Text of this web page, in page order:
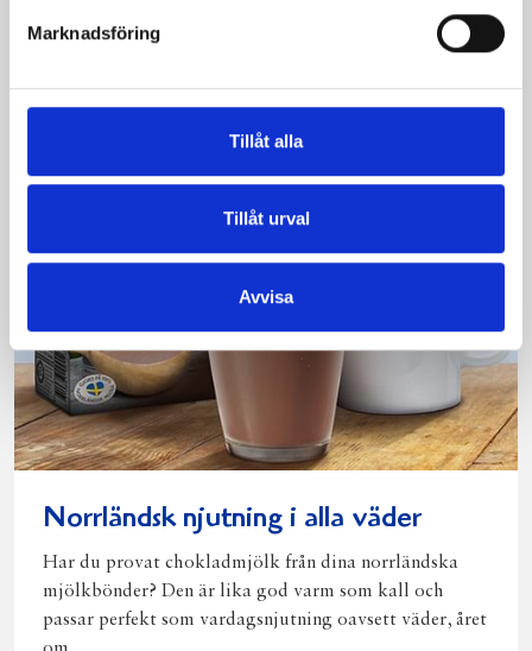
Marknadsföring
Tillåt alla
Tillåt urval
Avvisa
Läs mer
Norrländsk njutning i alla väder
Har du provat chokladmjölk från dina norrländska
mjölkbönder? Den är lika god varm som kall och
passar perfekt som vardagsnjutning oavsett väder, året